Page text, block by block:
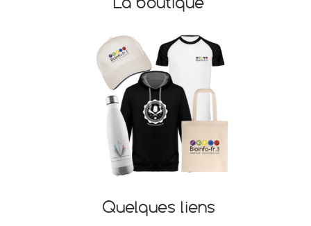
Quelques liens